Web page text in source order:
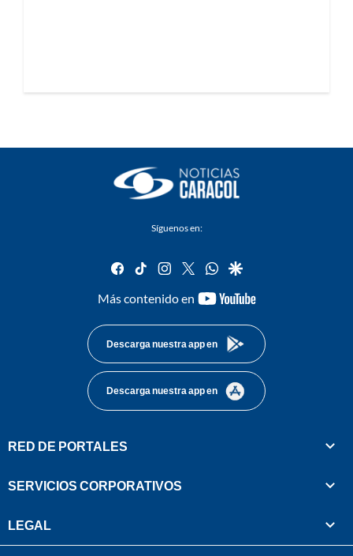
Síguenos en:
facebook
tiktok instagram
twitterwhatsapp
google
Más contenido en
youtube-
Descarga nuestra app en
Descarga nuestra app en
RED DE PORTALES
SERVICIOS CORPORATIVOS
LEGAL